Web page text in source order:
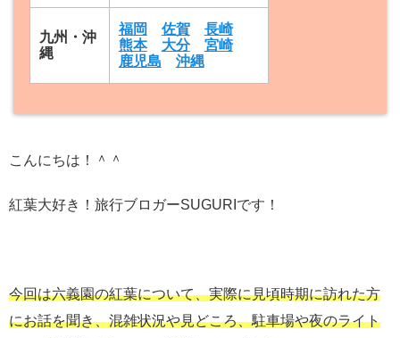
九州・沖
縄
福岡 佐賀
長崎
熊本
大分
宮崎
鹿児島
沖縄
こんにちは！＾＾
紅葉大好き！旅行ブロガーSUGURIです！
今回は六義園の紅葉について、実際に見頃時期に訪れた方
にお話を聞き、混雑状況や見どころ、駐車場や夜のライト